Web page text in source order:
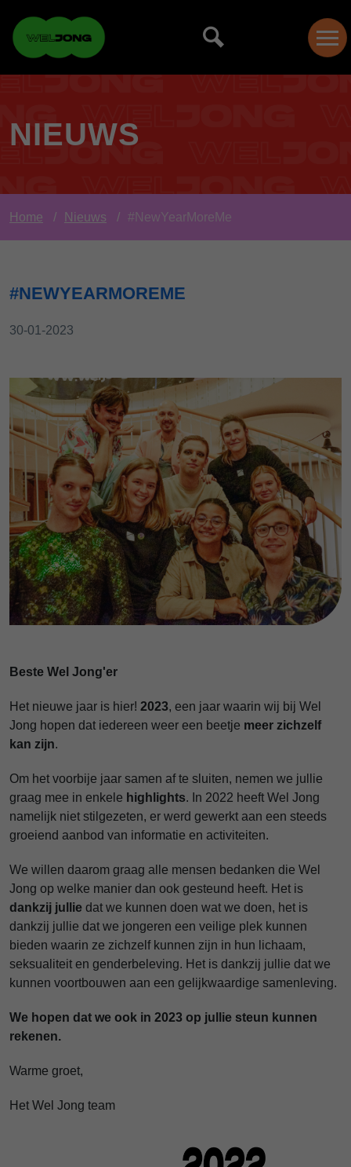
NIEUWS
Home Nieuws #NewYearMoreMe
#NEWYEARMOREME
30-01-2023
Beste Wel Jong'er
Het nieuwe jaar is hier! 2023, een jaar waarin wij bij Wel
Jong hopen dat iedereen weer een beetje meer zichzelf
kan zijn.
Om het voorbije jaar samen af te sluiten, nemen we jullie
graag mee in enkele highlights. In 2022 heeft Wel Jong
namelijk niet stilgezeten, er werd gewerkt aan een steeds
groeiend aanbod van informatie en activiteiten.
We willen daarom graag alle mensen bedanken die Wel
Jong op welke manier dan ook gesteund heeft. Het is
dankzij jullie dat we kunnen doen wat we doen, het is
dankzij jullie dat we jongeren een veilige plek kunnen
bieden waarin ze zichzelf kunnen zijn in hun lichaam,
seksualiteit en genderbeleving. Het is dankzij jullie dat we
kunnen voortbouwen aan een gelijkwaardige samenleving.
We hopen dat we ook in 2023 op jullie steun kunnen
rekenen.
Warme groet,
Het Wel Jong team